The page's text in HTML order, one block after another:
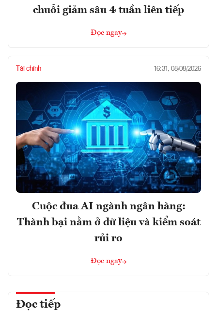
chuỗi giảm sâu 4 tuần liên tiếp
Đọc ngay
Tài chính 16:31, 08/08/2026
Cuộc đua AI ngành ngân hàng:
Thành bại nằm ở dữ liệu và kiểm soát
rủi ro
Đọc ngay
Đọc tiếp